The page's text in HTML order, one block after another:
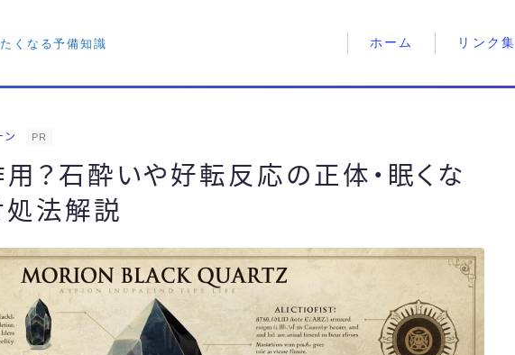
くなる予備知識 ホーム リンク集
ン PR
？石酔いや好転反応の正体・眠くな
処法解説